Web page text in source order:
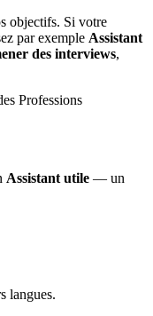
objectifs. Si votre
par exemple Assistant
des interviews,
Professions
Assistant utile — un
langues.